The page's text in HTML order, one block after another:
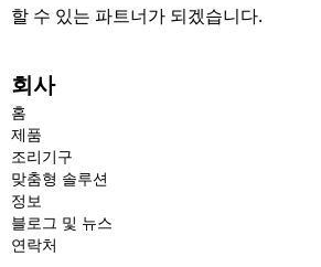
할 수 있는 파트너가 되겠습니다.
회사
홈
제품
조리기구
맞춤형 솔루션
정보
블로그 및 뉴스
연락처